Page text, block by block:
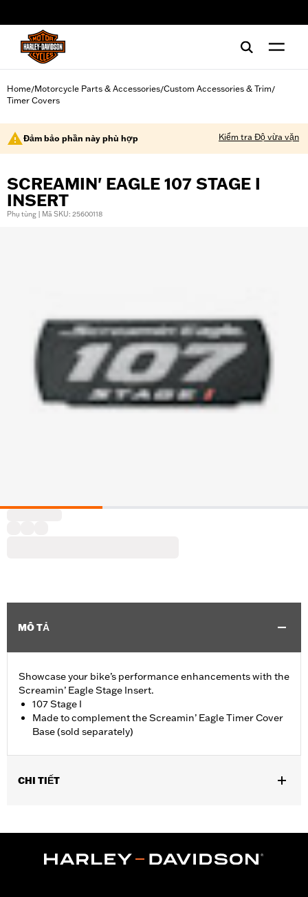
Home/Motorcycle Parts & Accessories/Custom Accessories & Trim/
Timer Covers
Đảm bảo phần này phù hợp Kiểm tra Độ vừa vặn
SCREAMIN' EAGLE 107 STAGE I
INSERT
Phụ tùng | Mã SKU: 25600118
MÔ TẢ
Showcase your bike’s performance enhancements with the
Screamin’ Eagle Stage Insert.
107 Stage I
Made to complement the Screamin’ Eagle Timer Cover
Base (sold separately)
CHI TIẾT
Sold Separately:Screamin' Eagle Timer Cover Base